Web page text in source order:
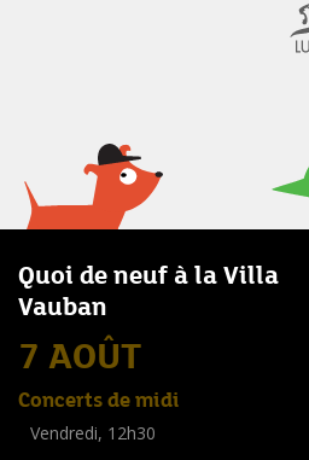
Quoi de neuf à la Villa
Vauban
7 AOÛT
Concerts de midi
Vendredi, 12h30